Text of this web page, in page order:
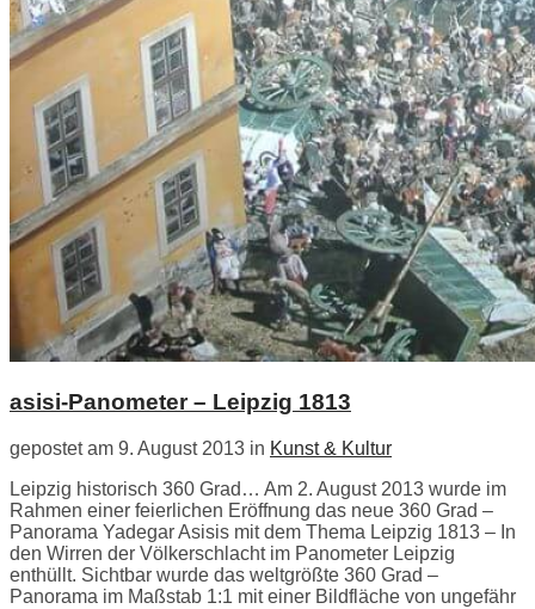
asisi-Panometer – Leipzig 1813
gepostet am 9. August 2013 in Kunst & Kultur
Leipzig historisch 360 Grad… Am 2. August 2013 wurde im
Rahmen einer feierlichen Eröffnung das neue 360 Grad –
Panorama Yadegar Asisis mit dem Thema Leipzig 1813 – In
den Wirren der Völkerschlacht im Panometer Leipzig
enthüllt. Sichtbar wurde das weltgrößte 360 Grad –
Panorama im Maßstab 1:1 mit einer Bildfläche von ungefähr